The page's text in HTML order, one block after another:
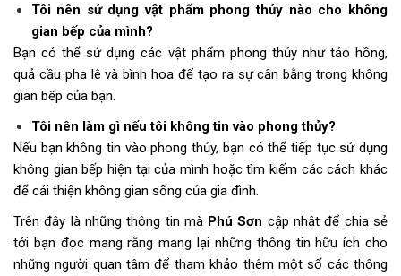
Tôi nên sử dụng vật phẩm phong thủy nào cho không
gian bếp của mình?
Bạn có thể sử dụng các vật phẩm phong thủy như tảo hồng,
quả cầu pha lê và bình hoa để tạo ra sự cân bằng trong không
gian bếp của bạn.
Tôi nên làm gì nếu tôi không tin vào phong thủy?
Nếu bạn không tin vào phong thủy, bạn có thể tiếp tục sử dụng
không gian bếp hiện tại của mình hoặc tìm kiếm các cách khác
để cải thiện không gian sống của gia đình.
Trên đây là những thông tin mà Phú Sơn cập nhật để chia sẻ
tới bạn đọc mang rằng mang lại những thông tin hữu ích cho
những người quan tâm để tham khảo thêm một số các thông